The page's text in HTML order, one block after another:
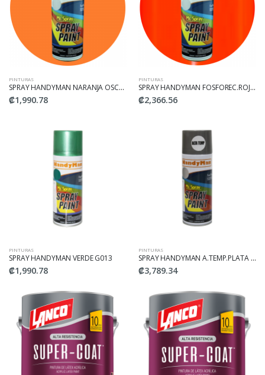
PINTURAS
SPRAY HANDYMAN NARANJA OSCURO G014
₡1,990.78
PINTURAS
SPRAY HANDYMAN FOSFOREC.ROJO FL1001
₡2,366.56
PINTURAS
SPRAY HANDYMAN VERDE G013
₡1,990.78
PINTURAS
SPRAY HANDYMAN A.TEMP.PLATA HP1300
₡3,789.34